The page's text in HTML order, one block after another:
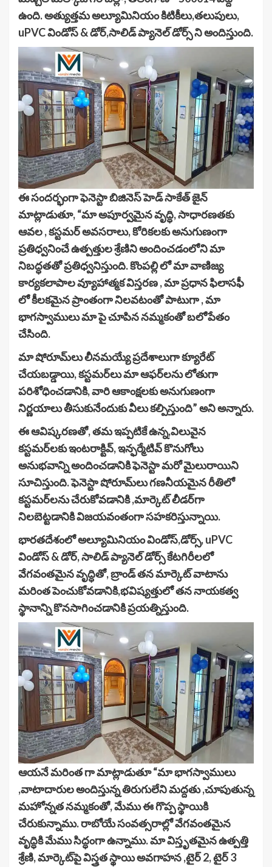
ఉంది. అత్యుత్తమ అల్యూమినియం కిటికీలు,తలుపులు,
uPVC విండోస్ & డోర్,సాలిడ్ ప్యానెల్ డోర్స్‌ ని అందిస్తుంది.
ఈ సందర్భంగా ఫెనెస్టా బిజినెస్ హెడ్ సాకేత్ జైన్
మాట్లాడుతూ, “మా అపూర్వమైన వృద్ధి, సాధారణతకు
ఆవల , కస్టమర్ అవసరాలు, కోరికలకు అనుగుణంగా
ప్రతిధ్వనించే ఉత్పత్తుల శ్రేణిని అందించడంలోని మా
నిబద్ధతతో ప్రతిధ్వనిస్తుంది. కొంపల్లి లో మా వాణిజ్య
కార్యకలాపాల వ్యూహాత్మక విస్తరణ , మా ప్రధాన ఫిలాసఫీ
లో కీలకమైన ప్రాంతంగా నిలవటంతో పాటుగా , మా
భాగస్వాములు మా పై చూపిన నమ్మకంతో బలోపేతం
చేసింది.
మా షోరూమ్‌లు లీనమయ్యే ప్రదేశాలుగా క్యూరేట్
చేయబడ్డాయి, కస్టమర్‌లు మా ఆఫర్‌లను లోతుగా
పరిశోధించడానికి, వారి ఆకాంక్షలకు అనుగుణంగా
నిర్ణయాలు తీసుకునేందుకు వీలు కల్పిస్తుంది” అని అన్నారు.
ఈ ఆవిష్కరణతో, తమ ఇప్పటికే ఉన్న,విలువైన
కస్టమర్‌లకు ఇంటరాక్టివ్, ఇన్ఫర్మేటివ్ కొనుగోలు
అనుభవాన్ని అందించడానికి ఫెనెస్టా మరో మైలురాయిని
సూచిస్తుంది. ఫెనెస్టా షోరూమ్‌లు గణనీయమైన రీతిలో
కస్టమర్‌లను చేరుకోవడానికి ,మార్కెట్ లీడర్‌గా
నిలబెట్టడానికి విజయవంతంగా సహకరిస్తున్నాయి.
భారతదేశంలో అల్యూమినియం విండోస్,డోర్స్, uPVC
విండోస్ & డోర్, సాలిడ్ ప్యానెల్ డోర్స్ కేటగిరీలలో
వేగవంతమైన వృద్ధితో, బ్రాండ్ తన మార్కెట్ వాటాను
మరింత పెంచుకోవడానికి,భవిష్యత్తులో తన నాయకత్వ
స్థానాన్ని కొనసాగించడానికి ప్రయత్నిస్తుంది.
ఆయనే మరింత గా మాట్లాడుతూ “మా భాగస్వాములు
,వాటాదారుల అందిస్తున్న తిరుగులేని మద్దతు ,చూపుతున్న
మహోన్నత నమ్మకంతో, మేము ఈ గొప్ప స్థాయికి
చేరుకున్నాము. రాబోయే సంవత్సరాల్లో వేగవంతమైన
వృద్ధికి మేము సిద్ధంగా ఉన్నాము. మా విస్తృతమైన ఉత్పత్తి
శ్రేణి, మార్కెట్‌పై విస్త్రత స్థాయి అవగాహన ,టైర్ 2, టైర్ 3